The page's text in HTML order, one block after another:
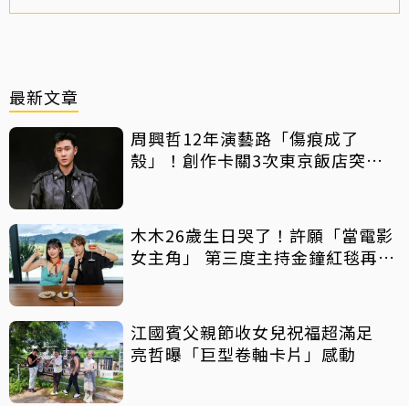
最新文章
周興哲12年演藝路「傷痕成了
殼」！創作卡關3次東京飯店突找
木木26歲生日哭了！許願「當電影
女主角」 第三度主持金鐘紅毯再喊
江國賓父親節收女兒祝福超滿足
亮哲曝「巨型卷軸卡片」感動